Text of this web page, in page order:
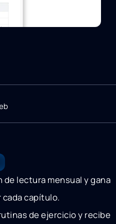
de lectura mensual y gana
capítulo.
de ejercicio y recibe